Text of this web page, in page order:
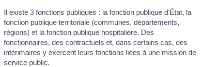
Il existe 3 fonctions publiques : la fonction publique d'État, la
fonction publique territoriale (communes, départements,
régions) et la fonction publique hospitalière. Des
fonctionnaires, des contractuels et, dans certains cas, des
intérimaires y exercent leurs fonctions liées à une mission de
service public.